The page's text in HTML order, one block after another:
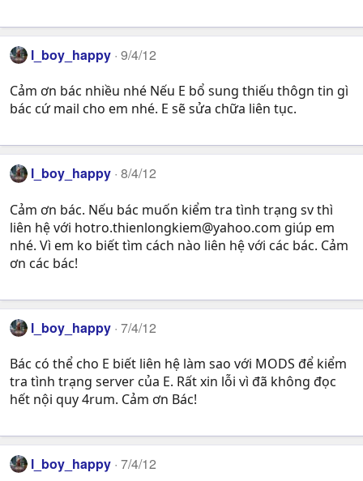
l_boy_happy 9/4/12
Cảm ơn bác nhiều nhé Nếu E bổ sung thiếu thôgn tin gì
bác cứ mail cho em nhé. E sẽ sửa chữa liên tục.
l_boy_happy 8/4/12
Cảm ơn bác. Nếu bác muốn kiểm tra tình trạng sv thì
liên hệ với hotro.thienlongkiem@yahoo.com giúp em
nhé. Vì em ko biết tìm cách nào liên hệ với các bác. Cảm
ơn các bác!
l_boy_happy 7/4/12
Bác có thể cho E biết liên hệ làm sao với MODS để kiểm
tra tình trạng server của E. Rất xin lỗi vì đã không đọc
hết nội quy 4rum. Cảm ơn Bác!
l_boy_happy 7/4/12